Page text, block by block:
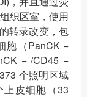
织区室，使用
转录改变，包
胞（PanCK −
− /CD45 −
个照明区域
上皮细胞（33